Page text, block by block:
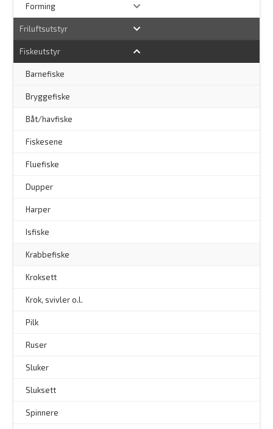
Forming
Friluftsutstyr
Fiskeutstyr
Barnefiske
Bryggefiske
Båt/havfiske
Fiskesene
Fluefiske
Dupper
Harper
Isfiske
Krabbefiske
Kroksett
Krok, svivler o.l.
Pilk
Ruser
Sluker
Sluksett
Spinnere